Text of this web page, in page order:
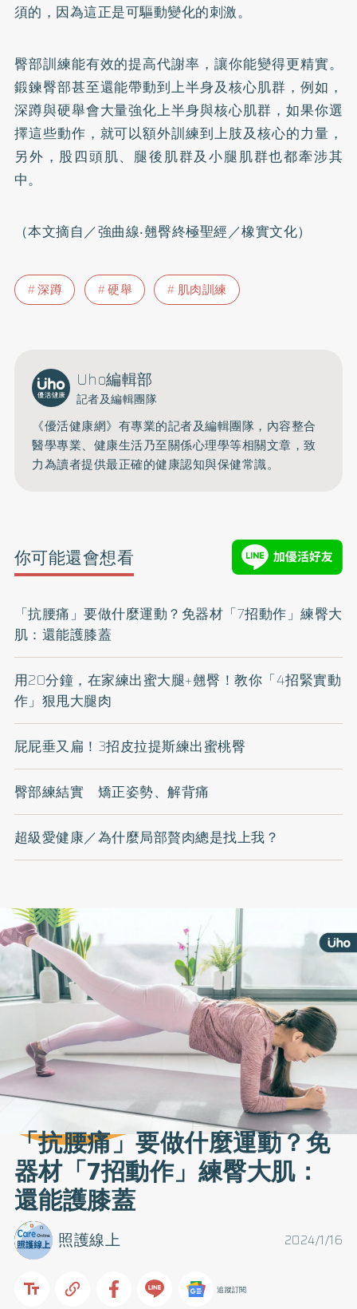
須的，因為這正是可驅動變化的刺激。
臀部訓練能有效的提高代謝率，讓你能變得更精實。
鍛鍊臀部甚至還能帶動到上半身及核心肌群，例如，
深蹲與硬舉會大量強化上半身與核心肌群，如果你選
擇這些動作，就可以額外訓練到上肢及核心的力量，
另外，股四頭肌、腿後肌群及小腿肌群也都牽涉其
中。
（本文摘自／強曲線‧翹臀終極聖經／橡實文化）
深蹲 硬舉 肌肉訓練
Uho編輯部
記者及編輯團隊
《優活健康網》有專業的記者及編輯團隊，內容整合
醫學專業、健康生活乃至關係心理學等相關文章，致
力為讀者提供最正確的健康認知與保健常識。
你可能還會想看
「抗腰痛」要做什麼運動？免器材「7招動作」練臀大
肌：還能護膝蓋
用20分鐘，在家練出蜜大腿+翹臀！教你「4招緊實動
作」狠甩大腿肉
屁屁垂又扁！3招皮拉提斯練出蜜桃臀
臀部練結實 矯正姿勢、解背痛
超級愛健康／為什麼局部贅肉總是找上我？
「抗腰痛」要做什麼運動？免
器材「7招動作」練臀大肌：
還能護膝蓋
2024/1/16
照護線上
追蹤訂閱